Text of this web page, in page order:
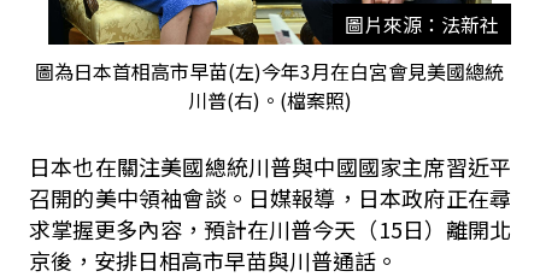
圖片來源：法新社
圖為日本首相高市早苗(左)今年3月在白宮會見美國總統
川普(右)。(檔案照)
日本也在關注美國總統川普與中國國家主席習近平
召開的美中領袖會談。日媒報導，日本政府正在尋
求掌握更多內容，預計在川普今天（15日）離開北
京後，安排日相高市早苗與川普通話。